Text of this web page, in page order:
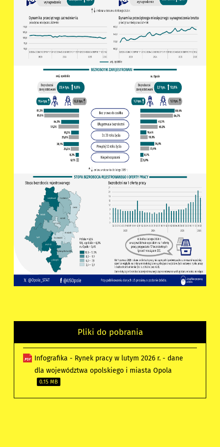
Pliki do pobrania
Infografika - Rynek pracy w lutym 2026 r. - dane
dla województwa opolskiego i miasta Opola
0.15 MB